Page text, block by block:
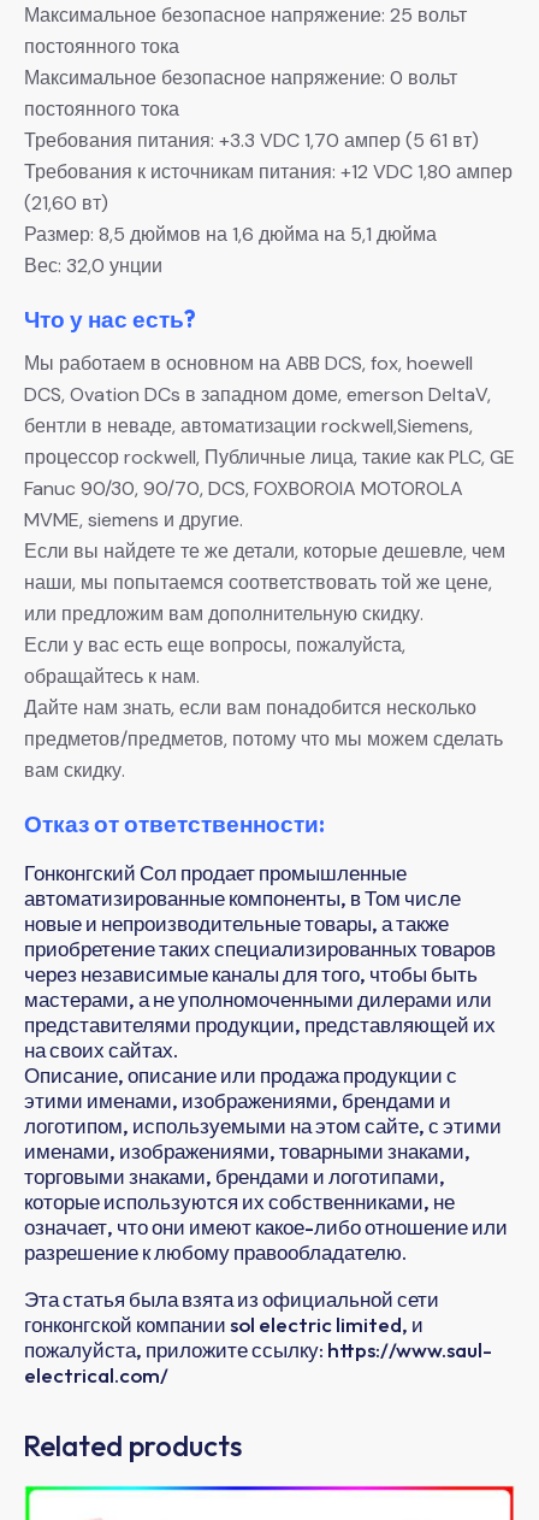
Максимальное безопасное напряжение: 25 вольт
постоянного тока
Максимальное безопасное напряжение: 0 вольт
постоянного тока
Требования питания: +3.3 VDC 1,70 ампер (5 61 вт)
Требования к источникам питания: +12 VDC 1,80 ампер
(21,60 вт)
Размер: 8,5 дюймов на 1,6 дюйма на 5,1 дюйма
Вес: 32,0 унции
Что у нас есть?
Мы работаем в основном на ABB DCS, fox, hoewell
DCS, Ovation DCs в западном доме, emerson DeltaV,
бентли в неваде, автоматизации rockwell,Siemens,
процессор rockwell, Публичные лица, такие как PLC, GE
Fanuc 90/30, 90/70, DCS, FOXBOROIA MOTOROLA
MVME, siemens и другие.
Если вы найдете те же детали, которые дешевле, чем
наши, мы попытаемся соответствовать той же цене,
или предложим вам дополнительную скидку.
Если у вас есть еще вопросы, пожалуйста,
обращайтесь к нам.
Дайте нам знать, если вам понадобится несколько
предметов/предметов, потому что мы можем сделать
вам скидку.
Отказ от ответственности:
Гонконгский Сол продает промышленные
автоматизированные компоненты, в Том числе
новые и непроизводительные товары, а также
приобретение таких специализированных товаров
через независимые каналы для того, чтобы быть
мастерами, а не уполномоченными дилерами или
представителями продукции, представляющей их
на своих сайтах.
Описание, описание или продажа продукции с
этими именами, изображениями, брендами и
логотипом, используемыми на этом сайте, с этими
именами, изображениями, товарными знаками,
торговыми знаками, брендами и логотипами,
которые используются их собственниками, не
означает, что они имеют какое-либо отношение или
разрешение к любому правообладателю.
Эта статья была взята из официальной сети
гонконгской компании sol electric limited, и
пожалуйста, приложите ссылку: https://www.saul-
electrical.com/
Related products